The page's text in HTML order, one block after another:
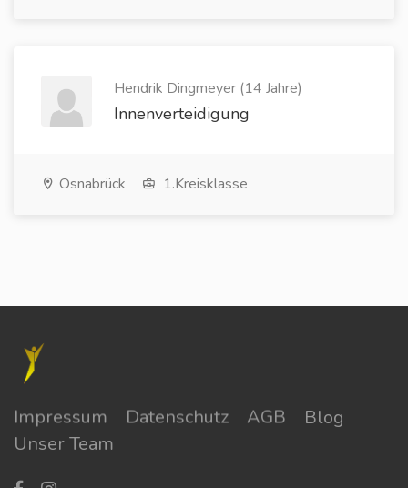
Hendrik Dingmeyer (14 Jahre)
Innenverteidigung
Osnabrück 1.Kreisklasse
Impressum Datenschutz AGB
Blog
Unser Team